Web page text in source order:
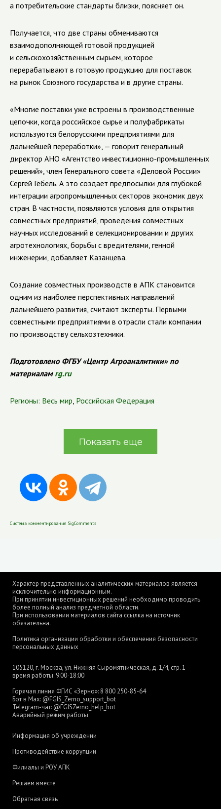
а потребительские стандарты близки, поясняет он.
Получается, что две страны обмениваются
взаимодополняющей готовой продукцией
и сельскохозяйственным сырьем, которое
перерабатывают в готовую продукцию для поставок
на рынок Союзного государства и в другие страны.
«Многие поставки уже встроены в производственные
цепочки, когда российское сырье и полуфабрикаты
используются белорусскими предприятиями для
дальнейшей переработки», — говорит генеральный
директор АНО «Агентство инвестиционно-промышленных
решений», член Генерального совета «Деловой России»
Сергей Гебель. А это создает предпосылки для глубокой
интеграции агропромышленных секторов экономик двух
стран. В частности, появляются условия для открытия
совместных предприятий, проведения совместных
научных исследований в селекционировании и других
агротехнологиях, борьбы с вредителями, генной
инженерии, добавляет Казанцева.
Создание совместных производств в АПК становится
одним из наиболее перспективных направлений
дальнейшего развития, считают эксперты. Первыми
совместными предприятиями в отрасли стали компании
по производству сельхозтехники.
Подготовлено ФГБУ «Центр Агроаналитики» по
материалам rg.ru
Регионы: Весь мир, Российская Федерация
Показать еще
Система комментирования SigComments
Характер представленных аналитических материалов является
исключительно информационным.
При принятии инвестиционных решений необходимо проводить
более полный анализ предметной области.
При использовании материалов сайта ссылка на источник
обязательна.
Политика организации обработки и обеспечения безопасности
персональных данных
105120, г. Москва, ул. Нижняя Сыромятническая, д. 1/4, стр. 1
время работы: 9:00-18:00
Горячая линия ФГИС «Зерно»: 8 800 250-85-64
Бот в Max: @FGIS_Zerno_support_bot
Telegram-чат: @FGISZerno_help_bot
Аварийный режим работы
Информация об учреждении
Противодействие коррупции
Филиалы и РОУ АПК
Решаем вместе
Обратная связь